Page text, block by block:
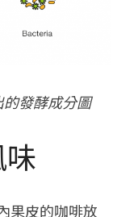
發酵成分圖